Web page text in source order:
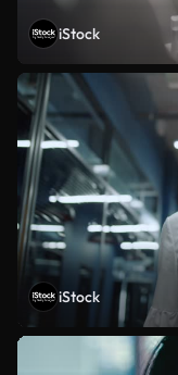
iStock
iStock